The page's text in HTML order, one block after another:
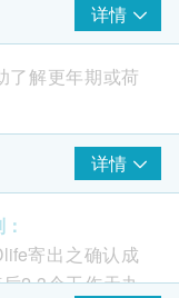
详情
了解更年期或荷
息时间容易为身
, 及早改变生活
详情
寄出之确认成
2-3个工作天办